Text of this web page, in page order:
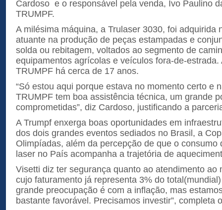
Cardoso e o responsável pela venda, Ivo Paulino
TRUMPF.
A milésima máquina, a Trulaser 3030, foi adquirida
atuante na produção de peças estampadas e
solda ou rebitagem, voltados ao segmento de
equipamentos agrícolas e veículos fora-de-estrada.
TRUMPF há cerca de 17 anos.
“Só estou aqui porque estava no momento certo e
TRUMPF tem boa assistência técnica, um grande
comprometidas”, diz Cardoso, justificando a
A Trumpf enxerga boas oportunidades em
dos dois grandes eventos sediados no Brasil, a
Olimpíadas, além da percepção de que o consumo
laser no País acompanha a trajetória de
Visetti diz ter segurança quanto ao atendimento ao
cujo faturamento já representa 3% do
grande preocupação é com a inflação, mas
bastante favorável. Precisamos investir”, completa